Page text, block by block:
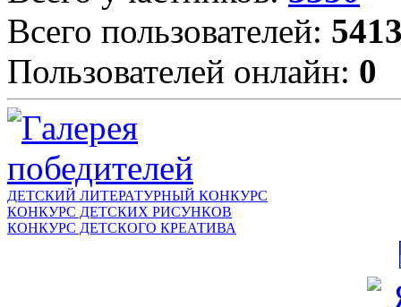
Всего пользователей:
Пользователей онлайн: 0
ДЕТСКИЙ ЛИТЕРАТУРНЫЙ КОНКУРС
КОНКУРС ДЕТСКИХ РИСУНКОВ
КОНКУРС ДЕТСКОГО КРЕАТИВА